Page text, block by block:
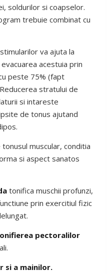
soldurilor si coapselor.
trebuie combinat cu
va ajuta la
acestuia prin
peste 75% (fapt
stratului de
si intareste
de tonus ajutand
muscular, conditia
si aspect sanatos
tonifica muschii profunzi,
prin exercitiul fizic
pectoralilor
si a mainilor.